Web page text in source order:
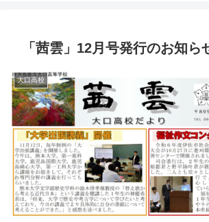
「茜雲」12月号発行のお知ら
大口高校